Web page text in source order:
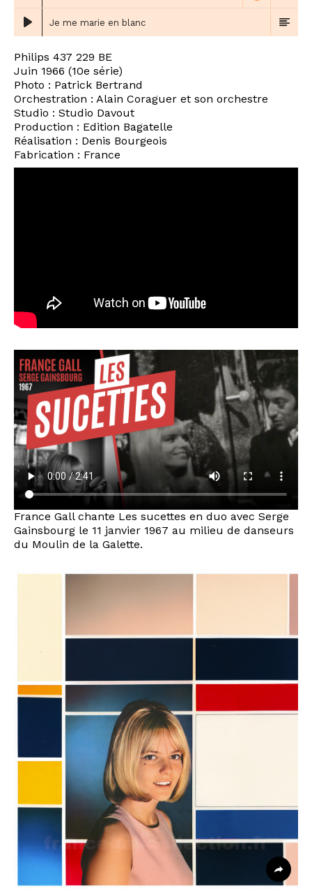
Je me marie en blanc
Philips 437 229 BE
Juin 1966 (10e série)
Photo : Patrick Bertrand
Orchestration : Alain Coraguer et son orchestre
Studio : Studio Davout
Production : Edition Bagatelle
Réalisation : Denis Bourgeois
Fabrication : France
France Gall chante Les sucettes en duo avec Serge
Gainsbourg le 11 janvier 1967 au milieu de danseurs
du Moulin de la Galette.